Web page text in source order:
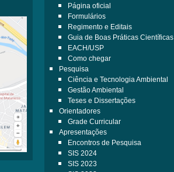
Página oficial
Formulários
Regimento e Editais
Guia de Boas Práticas Científicas
EACH/USP
Como chegar
Pesquisa
Ciência e Tecnologia Ambiental
Gestão Ambiental
Teses e Dissertações
Orientadores
Grade Curricular
Apresentações
Encontros de Pesquisa
SIS 2024
SIS 2023